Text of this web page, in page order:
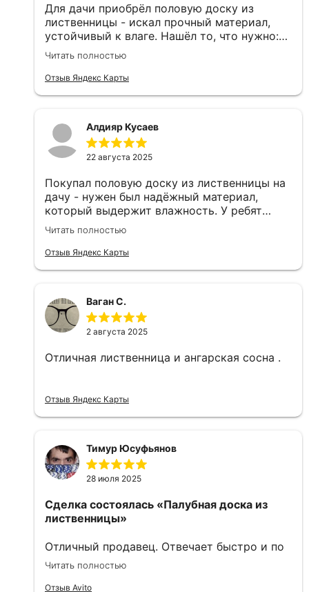
Для дачи приобрёл половую доску из
лиственницы - искал прочный материал,
устойчивый к влаге. Нашёл то, что нужно:
древесина плотная и хорошо просушена.
Порадовало, что заказ доставили вовремя
и в отличном состоянии.
Читать полностью
Отзыв Яндекс Карты
Алдияр Кусаев
22 августа 2025
Покупал половую доску из лиственницы на
дачу - нужен был надёжный материал,
который выдержит влажность. У ребят
нашёл как раз то, что нужно: плотная,
хорошо просушенная древесина. Очень
порадовало, что всё пришло вовремя и в
Читать полностью
Отзыв Яндекс Карты
Ваган С.
2 августа 2025
Отличная лиственница и ангарская сосна .
Отзыв Яндекс Карты
Тимур Юсуфьянов
28 июля 2025
Сделка состоялась «Палубная доска из
лиственницы»
Отличный продавец. Отвечает быстро и по
существу Заказ привезли в этот же день
вечером Рекомендую 🤝
Читать полностью
Отзыв Avito